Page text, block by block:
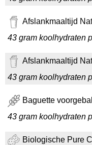
Afslankmaaltijd
43 gram koolhydraten
Afslankmaaltijd
43 gram koolhydraten
Baguette
43 gram koolhydraten
Biologische Pure